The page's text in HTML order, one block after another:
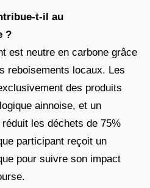
t-il au
?
est neutre en carbone grâce
reboisements locaux. Les
des produits
ainnoise, et un
les déchets de 75%
participant reçoit un
pour suivre son impact